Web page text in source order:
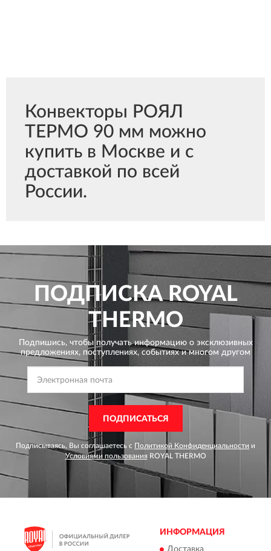
Конвекторы РОЯЛ
ТЕРМО 90 мм можно
купить в Москве и с
доставкой по всей
России.
ПОДПИСКАROYAL
THERMO
Подпишись, чтобы получать информацию о эксклюзивных
предложениях, поступлениях, событиях и многом другом
ПОДПИСАТЬСЯ
Подписываясь, Вы соглашаетесь с Политикой Конфиденциальности и
Условиями пользования ROYAL THERMO
ИНФОРМАЦИЯ